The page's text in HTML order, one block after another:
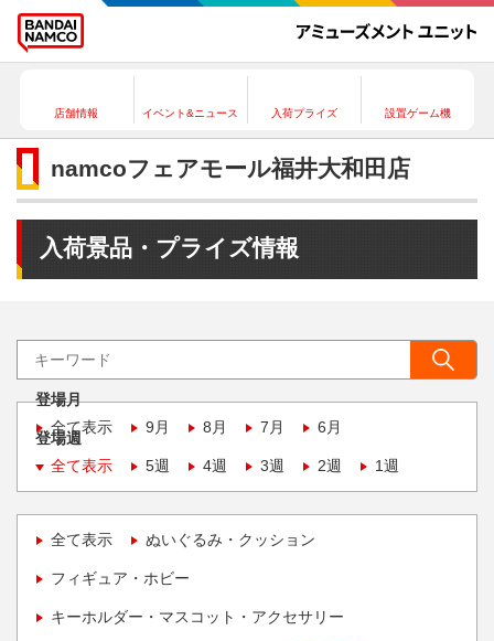
店舗情報 イベント&ニュース 入荷プライズ 設置ゲーム機
namcoフェアモール福井大和田店
入荷景品・プライズ情報
登場月
全て表示
9月 8月 7月 6月
登場週
全て表示
5週 4週 3週 2週 1週
全て表示 ぬいぐるみ・クッション
フィギュア・ホビー
キーホルダー・マスコット・アクセサリー